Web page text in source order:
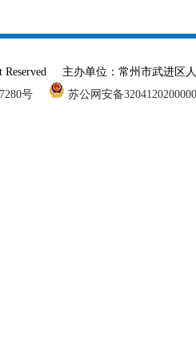
Reserved 主办单位：常州市武进
号
苏公网安备